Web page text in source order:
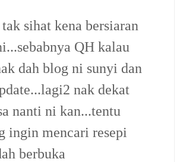
sihat kena bersiaran
QH kalau
dah blog ni sunyi dan
nak dekat
nanti ni kan...tentu
ingin mencari resepi
berbuka